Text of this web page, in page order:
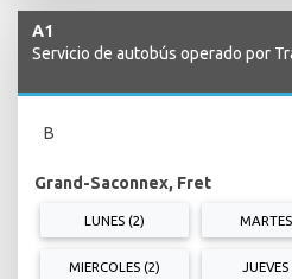
A1
Servicio de autobús operado por
B
Grand-Saconnex, Fret
LUNES (2)
MIERCOLES (2) JUEVES